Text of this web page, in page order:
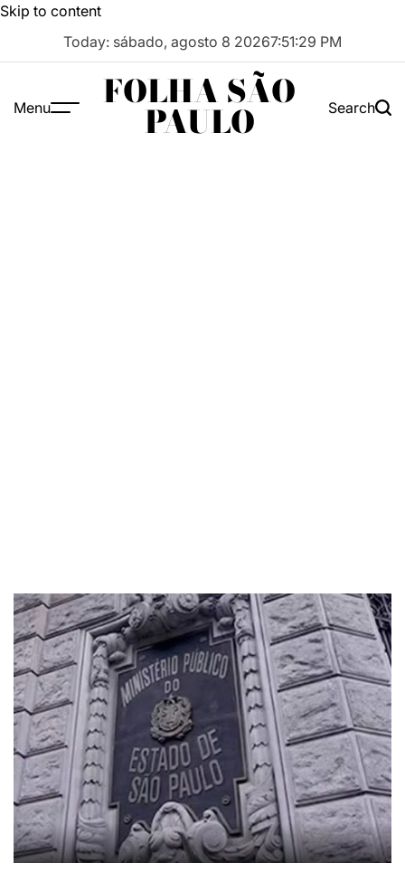
Skip to content
Today: sábado, agosto 8 20267:51:30 PM
Menu FOLHA SÃO
PAULO Search